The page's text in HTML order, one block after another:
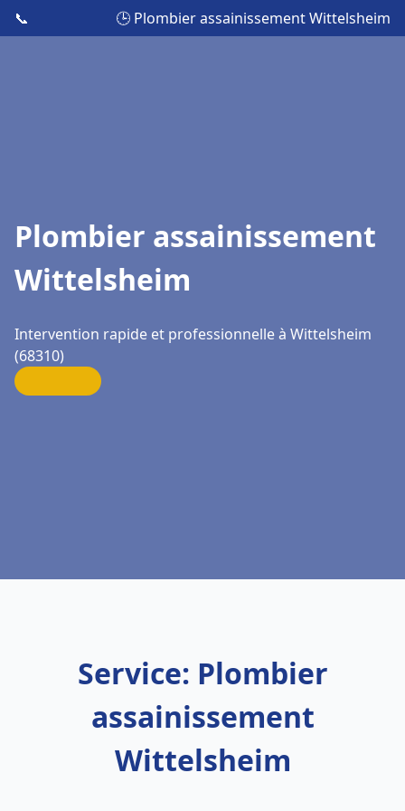
📞 🕒 Plombier assainissement Wittelsheim
Plombier assainissement
Wittelsheim
Intervention rapide et professionnelle à Wittelsheim
(68310)
Service: Plombier
assainissement
Wittelsheim